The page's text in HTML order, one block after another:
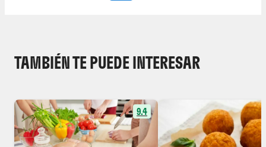
TAMBIÉN TE PUEDE INTERESAR
9.4